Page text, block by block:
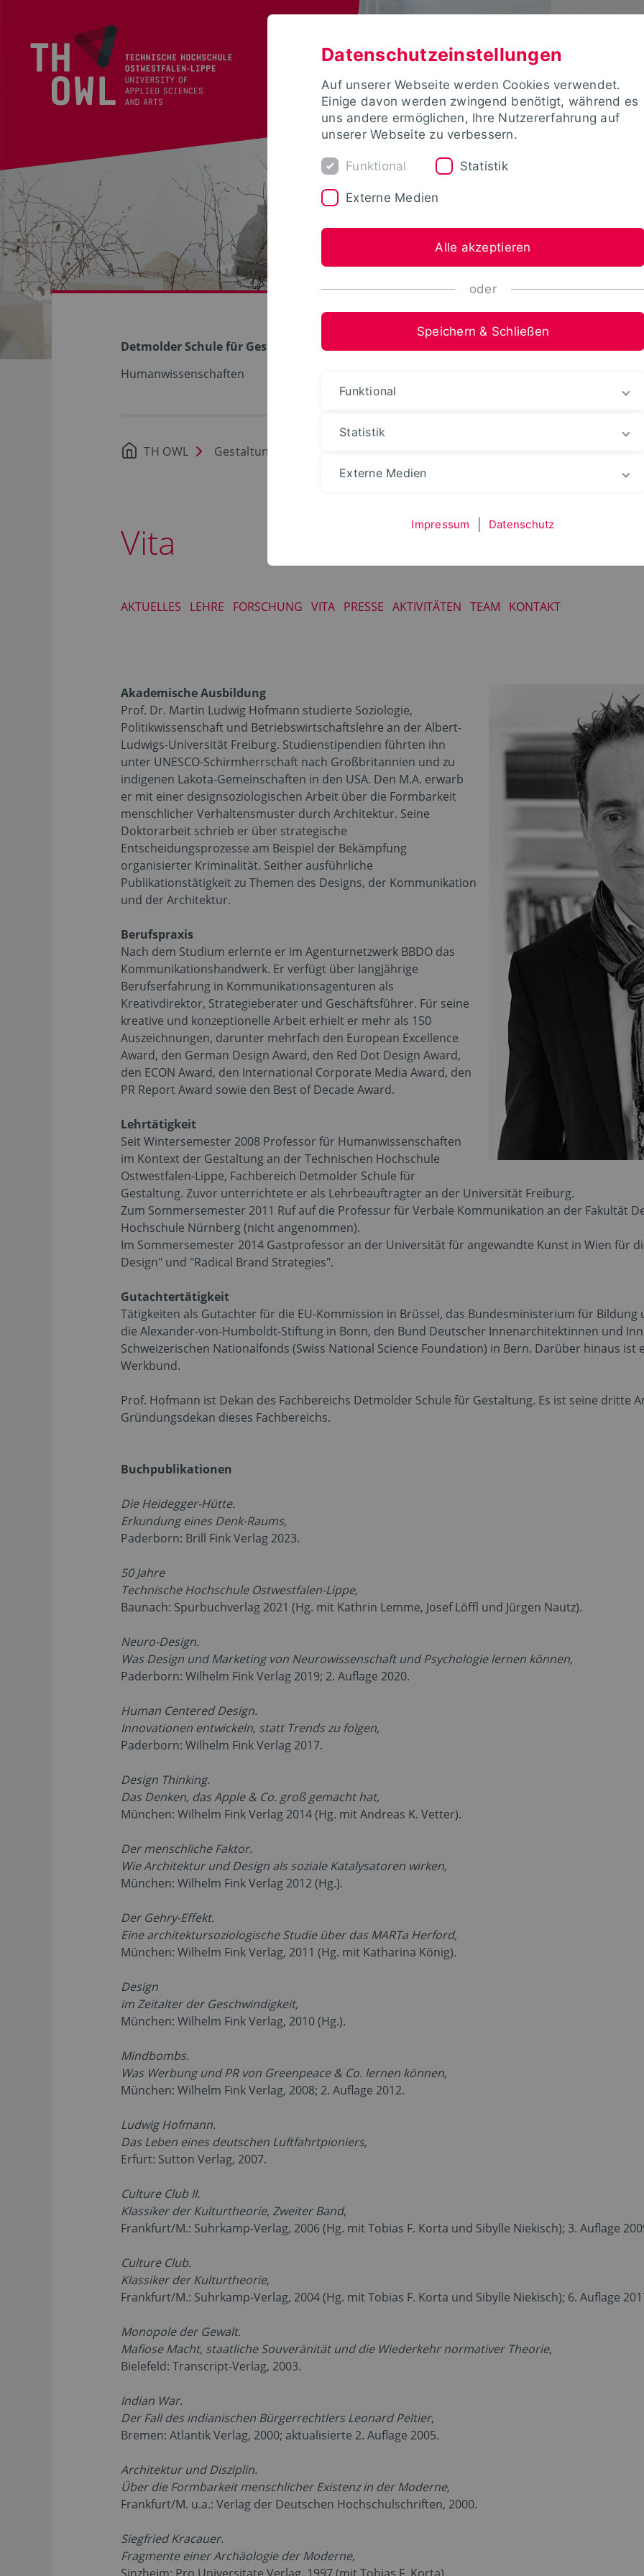
Detmolder Schule für Gestaltung
Humanwissenschaften
TH OWL Gestaltung
Vita
AKTUELLES LEHRE FORSCHUNG VITA PRESSE AKTIVITÄTEN TEAM KONTAKT
Akademische Ausbildung
Prof. Dr. Martin Ludwig Hofmann studierte Soziologie,
Politikwissenschaft und Betriebswirtschaftslehre an der Albert-
Ludwigs-Universität Freiburg. Studienstipendien führten ihn
unter UNESCO-Schirmherrschaft nach Großbritannien und zu
indigenen Lakota-Gemeinschaften in den USA. Den M.A. erwarb
er mit einer designsoziologischen Arbeit über die Formbarkeit
menschlicher Verhaltensmuster durch Architektur. Seine
Doktorarbeit schrieb er über strategische
Entscheidungsprozesse am Beispiel der Bekämpfung
organisierter Kriminalität. Seither ausführliche
Publikationstätigkeit zu Themen des Designs, der Kommunikation
und der Architektur.
Berufspraxis
Nach dem Studium erlernte er im Agenturnetzwerk BBDO das
Kommunikationshandwerk. Er verfügt über langjährige
Berufserfahrung in Kommunikationsagenturen als
Kreativdirektor, Strategieberater und Geschäftsführer. Für seine
kreative und konzeptionelle Arbeit erhielt er mehr als 150
Auszeichnungen, darunter mehrfach den European Excellence
Award, den German Design Award, den Red Dot Design Award,
den ECON Award, den International Corporate Media Award, den
PR Report Award sowie den Best of Decade Award.
Lehrtätigkeit
Seit Wintersemester 2008 Professor für Humanwissenschaften
im Kontext der Gestaltung an der Technischen Hochschule
Ostwestfalen-Lippe, Fachbereich Detmolder Schule für
Gestaltung. Zuvor unterrichtete er als Lehrbeauftragter an der Universität Freiburg.
Zum Sommersemester 2011 Ruf auf die Professur für Verbale Kommunikation an der Fakultät
Hochschule Nürnberg (nicht angenommen).
Im Sommersemester 2014 Gastprofessor an der Universität für angewandte Kunst in Wien für
Design" und "Radical Brand Strategies".
Gutachtertätigkeit
Tätigkeiten als Gutachter für die EU-Kommission in Brüssel, das Bundesministerium für
die Alexander-von-Humboldt-Stiftung in Bonn, den Bund Deutscher Innenarchitektinnen und
Schweizerischen Nationalfonds (Swiss National Science Foundation) in Bern. Darüber hinaus
Werkbund.
Prof. Hofmann ist Dekan des Fachbereichs Detmolder Schule für Gestaltung. Es ist seine dritte
Gründungsdekan dieses Fachbereichs.
Buchpublikationen
Die Heidegger-Hütte.
Erkundung eines Denk-Raums,
Paderborn: Brill Fink Verlag 2023.
50 Jahre
Technische Hochschule Ostwestfalen-Lippe,
Baunach: Spurbuchverlag 2021 (Hg. mit Kathrin Lemme, Josef Löffl und Jürgen Nautz).
Neuro-Design.
Was Design und Marketing von Neurowissenschaft und Psychologie lernen können,
Paderborn: Wilhelm Fink Verlag 2019; 2. Auflage 2020.
Human Centered Design.
Innovationen entwickeln, statt Trends zu folgen,
Paderborn: Wilhelm Fink Verlag 2017.
Design Thinking.
Das Denken, das Apple & Co. groß gemacht hat,
München: Wilhelm Fink Verlag 2014 (Hg. mit Andreas K. Vetter).
Der menschliche Faktor.
Wie Architektur und Design als soziale Katalysatoren wirken,
München: Wilhelm Fink Verlag 2012 (Hg.).
Der Gehry-Effekt.
Eine architektursoziologische Studie über das MARTa Herford,
München: Wilhelm Fink Verlag, 2011 (Hg. mit Katharina König).
Design
im Zeitalter der Geschwindigkeit,
München: Wilhelm Fink Verlag, 2010 (Hg.).
Mindbombs.
Was Werbung und PR von Greenpeace & Co. lernen können,
München: Wilhelm Fink Verlag, 2008; 2. Auflage 2012.
Ludwig Hofmann.
Das Leben eines deutschen Luftfahrtpioniers,
Erfurt: Sutton Verlag, 2007.
Culture Club II.
Klassiker der Kulturtheorie, Zweiter Band,
Frankfurt/M.: Suhrkamp-Verlag, 2006 (Hg. mit Tobias F. Korta und Sibylle Niekisch); 3. Auflage
Culture Club.
Klassiker der Kulturtheorie,
Frankfurt/M.: Suhrkamp-Verlag, 2004 (Hg. mit Tobias F. Korta und Sibylle Niekisch); 6. Auflage
Monopole der Gewalt.
Mafiose Macht, staatliche Souveränität und die Wiederkehr normativer Theorie,
Bielefeld: Transcript-Verlag, 2003.
Indian War.
Der Fall des indianischen Bürgerrechtlers Leonard Peltier,
Bremen: Atlantik Verlag, 2000; aktualisierte 2. Auflage 2005.
Architektur und Disziplin.
Über die Formbarkeit menschlicher Existenz in der Moderne,
Frankfurt/M. u.a.: Verlag der Deutschen Hochschulschriften, 2000.
Siegfried Kracauer.
Fragmente einer Archäologie der Moderne,
Datenschutzeinstellungen
Auf unserer Webseite werden Cookies verwendet.
Einige davon werden zwingend benötigt, während es
uns andere ermöglichen, Ihre Nutzererfahrung auf
unserer Webseite zu verbessern.
Funktional Statistik
Externe Medien
Alle akzeptieren
oder
Speichern & Schließen
Funktional
Statistik
Externe Medien
Impressum Datenschutz